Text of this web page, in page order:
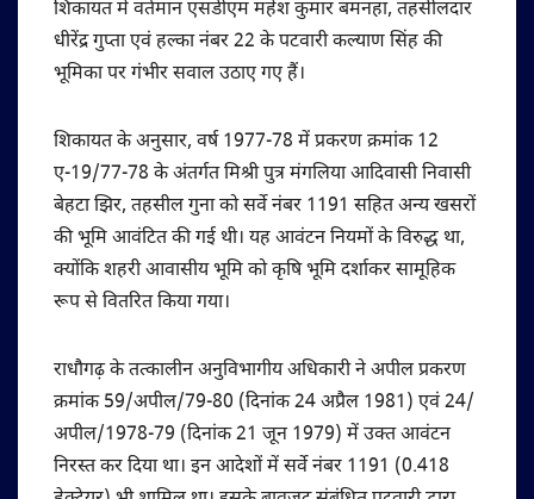
शिकायत में वर्तमान एसडीएम महेश कुमार बमनहा, तहसीलदार
धीरेंद्र गुप्ता एवं हल्का नंबर 22 के पटवारी कल्याण सिंह की
भूमिका पर गंभीर सवाल उठाए गए हैं।
शिकायत के अनुसार, वर्ष 1977-78 में प्रकरण क्रमांक 12
ए-19/77-78 के अंतर्गत मिश्री पुत्र मंगलिया आदिवासी निवासी
बेहटा झिर, तहसील गुना को सर्वे नंबर 1191 सहित अन्य खसरों
की भूमि आवंटित की गई थी। यह आवंटन नियमों के विरुद्ध था,
क्योंकि शहरी आवासीय भूमि को कृषि भूमि दर्शाकर सामूहिक
रूप से वितरित किया गया।
राधौगढ़ के तत्कालीन अनुविभागीय अधिकारी ने अपील प्रकरण
क्रमांक 59/अपील/79-80 (दिनांक 24 अप्रैल 1981) एवं 24/
अपील/1978-79 (दिनांक 21 जून 1979) में उक्त आवंटन
निरस्त कर दिया था। इन आदेशों में सर्वे नंबर 1191 (0.418